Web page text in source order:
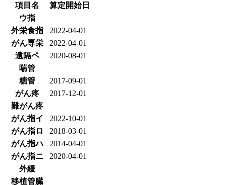
項目名
算定開始日
ウ指
外栄食指
2022-04-01
がん専栄
2022-04-01
遠隔ペ
2020-08-01
喘管
糖管
2017-09-01
がん疼
2017-12-01
難がん疼
がん指イ
2022-10-01
がん指ロ
2018-03-01
がん指ハ
2014-04-01
がん指ニ
2020-04-01
外緩
移植管臓